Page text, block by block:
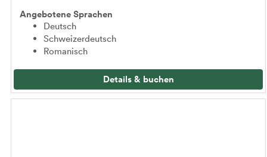
Angebotene Sprachen
Deutsch
Schweizerdeutsch
Romanisch
Details & buchen